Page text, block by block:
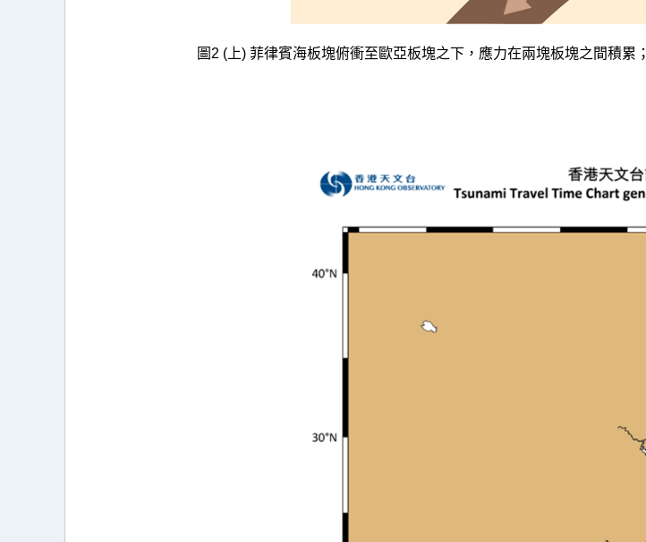
圖2 (上) 菲律賓海板塊俯衝至歐亞板塊之下，應力在兩塊板塊之間積